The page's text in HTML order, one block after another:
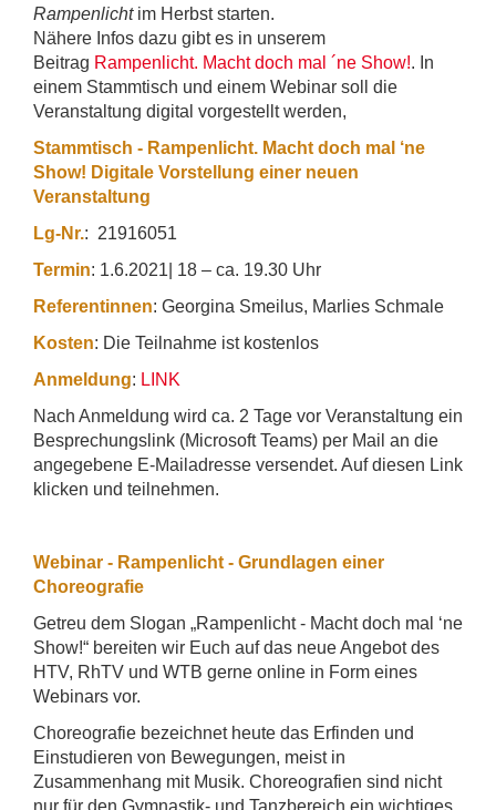
Rampenlicht im Herbst starten.
Nähere Infos dazu gibt es in unserem
Beitrag Rampenlicht. Macht doch mal ´ne Show!. In
einem Stammtisch und einem Webinar soll die
Veranstaltung digital vorgestellt werden,
Stammtisch - Rampenlicht. Macht doch mal ‘ne
Show! Digitale Vorstellung einer neuen
Veranstaltung
Lg-Nr.: 21916051
Termin: 1.6.2021| 18 – ca. 19.30 Uhr
Referentinnen: Georgina Smeilus, Marlies Schmale
Kosten: Die Teilnahme ist kostenlos
Anmeldung: LINK
Nach Anmeldung wird ca. 2 Tage vor Veranstaltung ein
Besprechungslink (Microsoft Teams) per Mail an die
angegebene E-Mailadresse versendet. Auf diesen Link
klicken und teilnehmen.
Webinar - Rampenlicht - Grundlagen einer
Choreografie
Getreu dem Slogan „Rampenlicht - Macht doch mal ‘ne
Show!“ bereiten wir Euch auf das neue Angebot des
HTV, RhTV und WTB gerne online in Form eines
Webinars vor.
Choreografie bezeichnet heute das Erfinden und
Einstudieren von Bewegungen, meist in
Zusammenhang mit Musik. Choreografien sind nicht
nur für den Gymnastik- und Tanzbereich ein wichtiges